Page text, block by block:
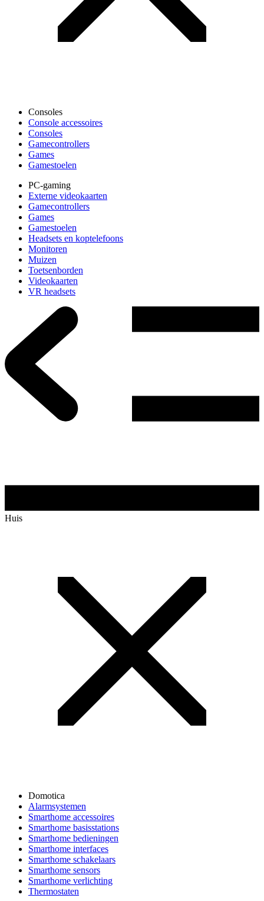
Consoles
Console accessoires
Consoles
Gamecontrollers
Games
Gamestoelen
PC-gaming
Externe videokaarten
Gamecontrollers
Games
Gamestoelen
Headsets en koptelefoons
Monitoren
Muizen
Toetsenborden
Videokaarten
VR headsets
Huis
Domotica
Alarmsystemen
Smarthome accessoires
Smarthome basisstations
Smarthome bedieningen
Smarthome interfaces
Smarthome schakelaars
Smarthome sensors
Smarthome verlichting
Thermostaten